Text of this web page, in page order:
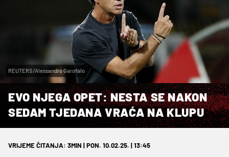
REUTERS/Alessandro Garofalo
EVO NJEGA OPET: NESTA SE NAKON
SEDAM TJEDANA VRAĆA NA KLUPU
VRIJEME ČITANJA: 3MIN | PON. 10.02.25. | 13:45